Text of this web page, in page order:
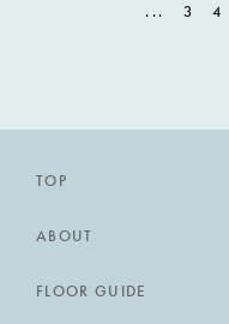
... 3 4
TOP
ABOUT
FLOOR GUIDE